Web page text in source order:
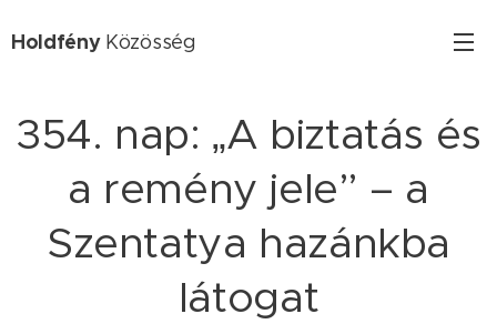
HoldfényKözösség
354. nap: „A biztatás és
a remény jele” – a
Szentatya hazánkba
látogat